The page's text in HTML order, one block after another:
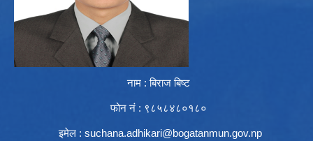
नाम : बिराज बिष्ट
फोन नं : ९८५८४८०१८०
इमेल : suchana.adhikari@bogatanmun.gov.np